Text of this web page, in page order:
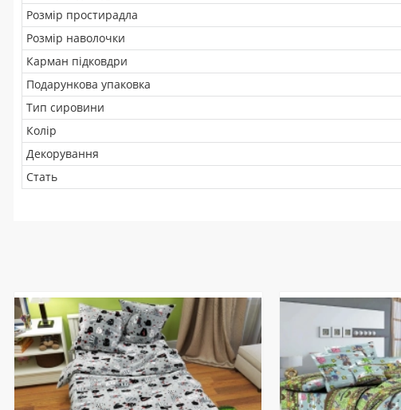
Розмір простирадла
Розмір наволочки
Карман підковдри
Подарункова упаковка
Тип сировини
Колір
Декорування
Стать